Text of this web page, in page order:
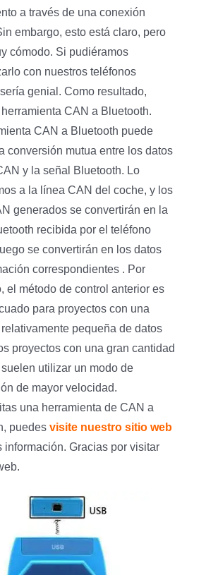
a través de una conexión
embargo, esto está claro, pero
cómodo. Si pudiéramos
con nuestros teléfonos
genial. Como resultado,
CAN a Bluetooth.
CAN a Bluetooth puede
conversión mutua entre los datos
y la señal Bluetooth. Lo
a la línea CAN del coche, y los
generados se convertirán en la
recibida por el teléfono
se convertirán en los datos
correspondientes . Por
el método de control anterior es
para proyectos con una
pequeña de datos
proyectos con una gran cantidad
utilizar un modo de
de mayor velocidad.
una herramienta de CAN a
puedesvisite nuestro sitio web
información. Gracias por visitar